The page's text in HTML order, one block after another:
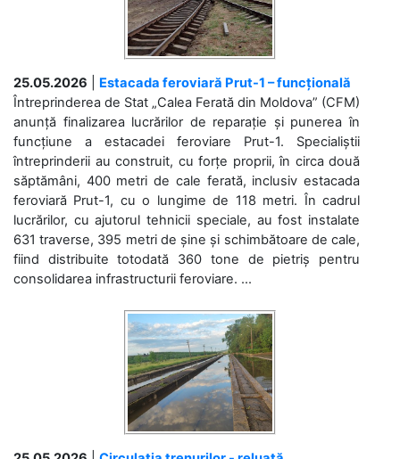
25.05.2026
Estacada feroviară Prut-1 – funcțională
Întreprinderea de Stat „Calea Ferată din Moldova” (CFM)
anunță finalizarea lucrărilor de reparație și punerea în
funcțiune a estacadei feroviare Prut-1. Specialiștii
întreprinderii au construit, cu forțe proprii, în circa două
săptămâni, 400 metri de cale ferată, inclusiv estacada
feroviară Prut-1, cu o lungime de 118 metri. În cadrul
lucrărilor, cu ajutorul tehnicii speciale, au fost instalate
631 traverse, 395 metri de șine și schimbătoare de cale,
fiind distribuite totodată 360 tone de pietriș pentru
consolidarea infrastructurii feroviare. ...